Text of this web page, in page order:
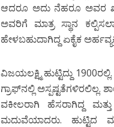
ಆದರೂ ಅದು ನೆಹರೂ ಅವರ
ಅವರಿಗೆ ಮಾತ್ರ ಸ್ಥಾನ
ಹೇಳಬಹುದಾಗಿದ್ದ ಏಕೈಕ
ವಿಜಯಲಕ್ಷ್ಮಿ ಹುಟ್ಟಿದ್ದು
ಗ್ರಾಫ್‍ನಲ್ಲಿ
ವಕೀಲರಾಗಿ ಹೆಸರಾಗಿದ್ದ
ಮದುವೆಯಾದರು.